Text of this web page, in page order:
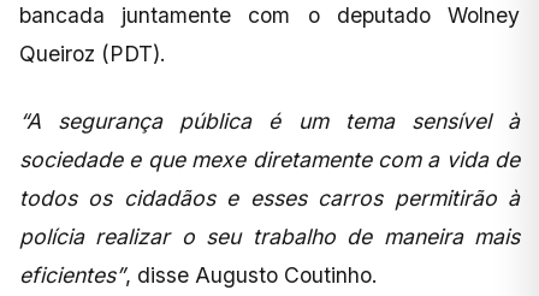
bancada juntamente com o deputado Wolney
Queiroz (PDT).
“A segurança pública é um tema sensível à
sociedade e que mexe diretamente com a vida de
todos os cidadãos e esses carros permitirão à
polícia realizar o seu trabalho de maneira mais
eficientes”, disse Augusto Coutinho.